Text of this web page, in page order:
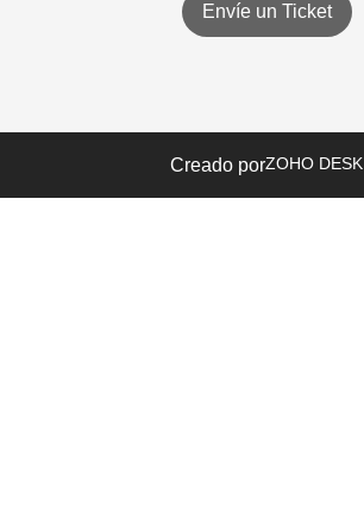
Envíe un Ticket
Creado porZOHO DESK